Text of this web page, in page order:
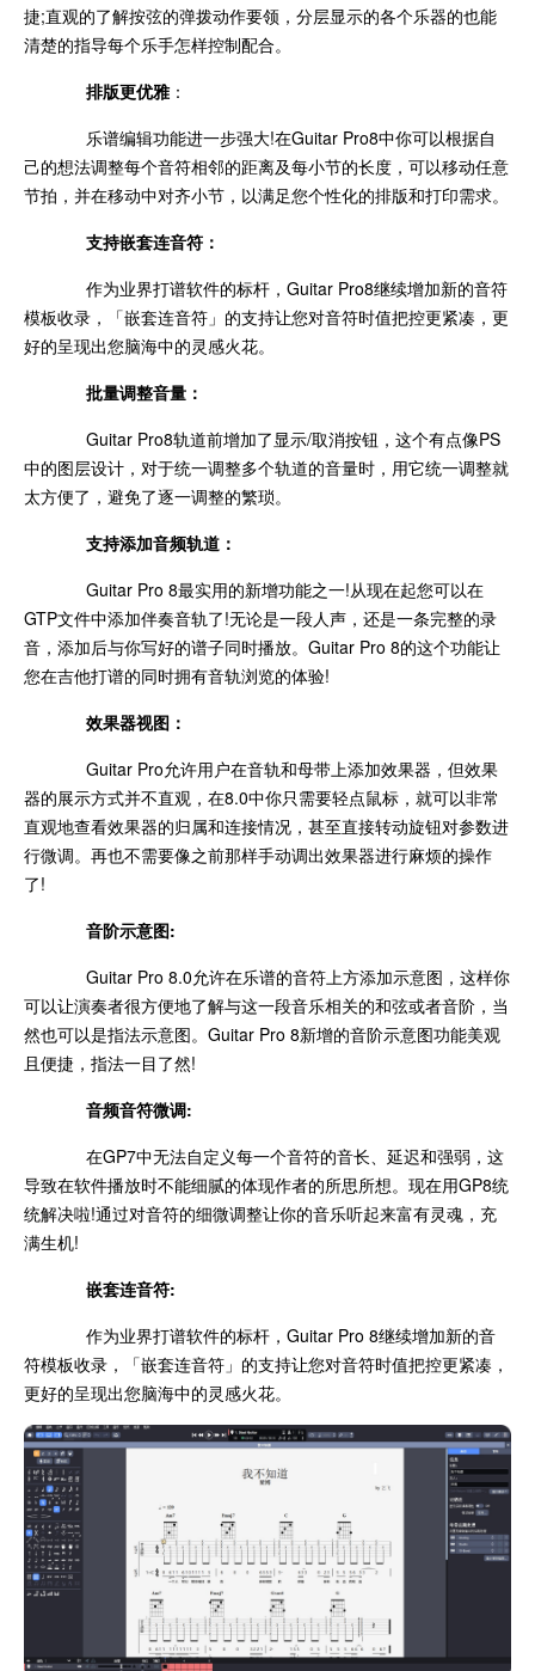
捷;直观的了解按弦的弹拨动作要领，分层显示的各个乐器的也能
清楚的指导每个乐手怎样控制配合。
排版更优雅：
乐谱编辑功能进一步强大!在Guitar Pro8中你可以根据自
己的想法调整每个音符相邻的距离及每小节的长度，可以移动任意
节拍，并在移动中对齐小节，以满足您个性化的排版和打印需求。
支持嵌套连音符：
作为业界打谱软件的标杆，Guitar Pro8继续增加新的音符
模板收录，「嵌套连音符」的支持让您对音符时值把控更紧凑，更
好的呈现出您脑海中的灵感火花。
批量调整音量：
Guitar Pro8轨道前增加了显示/取消按钮，这个有点像PS
中的图层设计，对于统一调整多个轨道的音量时，用它统一调整就
太方便了，避免了逐一调整的繁琐。
支持添加音频轨道：
Guitar Pro 8最实用的新增功能之一!从现在起您可以在
GTP文件中添加伴奏音轨了!无论是一段人声，还是一条完整的录
音，添加后与你写好的谱子同时播放。Guitar Pro 8的这个功能让
您在吉他打谱的同时拥有音轨浏览的体验!
效果器视图：
Guitar Pro允许用户在音轨和母带上添加效果器，但效果
器的展示方式并不直观，在8.0中你只需要轻点鼠标，就可以非常
直观地查看效果器的归属和连接情况，甚至直接转动旋钮对参数进
行微调。再也不需要像之前那样手动调出效果器进行麻烦的操作
了!
音阶示意图:
Guitar Pro 8.0允许在乐谱的音符上方添加示意图，这样你
可以让演奏者很方便地了解与这一段音乐相关的和弦或者音阶，当
然也可以是指法示意图。Guitar Pro 8新增的音阶示意图功能美观
且便捷，指法一目了然!
音频音符微调:
在GP7中无法自定义每一个音符的音长、延迟和强弱，这
导致在软件播放时不能细腻的体现作者的所思所想。现在用GP8统
统解决啦!通过对音符的细微调整让你的音乐听起来富有灵魂，充
满生机!
嵌套连音符:
作为业界打谱软件的标杆，Guitar Pro 8继续增加新的音
符模板收录，「嵌套连音符」的支持让您对音符时值把控更紧凑，
更好的呈现出您脑海中的灵感火花。